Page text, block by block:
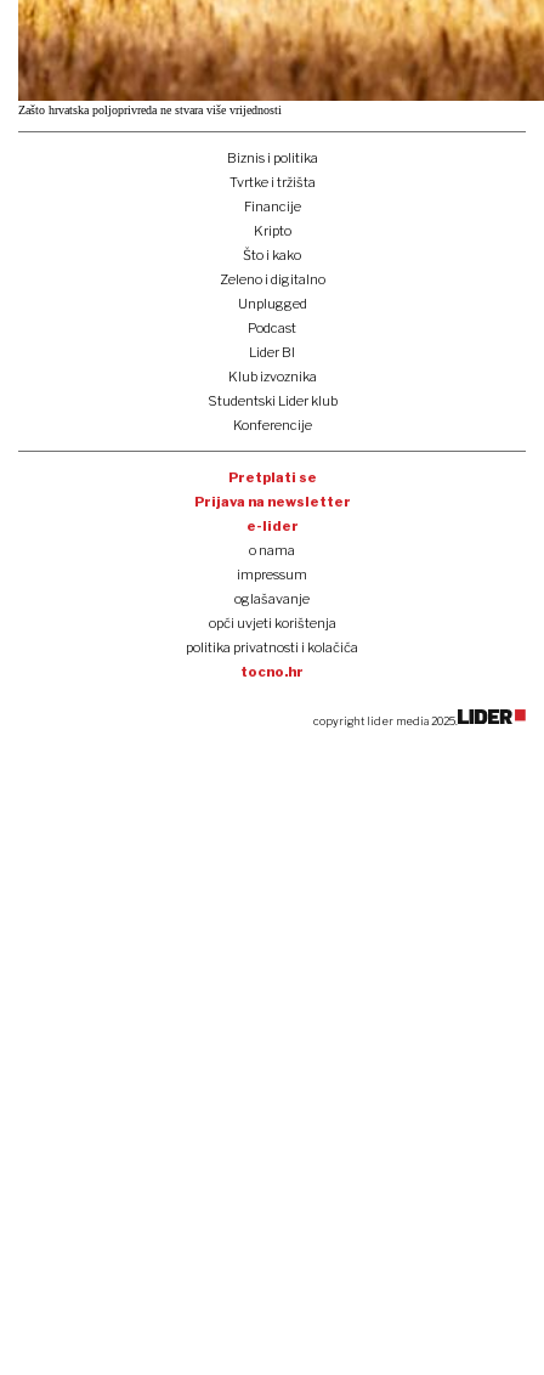
Zašto hrvatska poljoprivreda ne stvara više vrijednosti
Biznis i politika
Tvrtke i tržišta
Financije
Kripto
Što i kako
Zeleno i digitalno
Unplugged
Podcast
Lider BI
Klub izvoznika
Studentski Lider klub
Konferencije
Pretplati se
Prijava na newsletter
e-lider
o nama
impressum
oglašavanje
opći uvjeti korištenja
politika privatnosti i kolačića
tocno.hr
copyright lider media 2025.